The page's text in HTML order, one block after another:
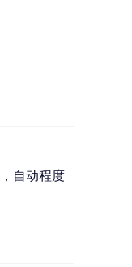
自动程度